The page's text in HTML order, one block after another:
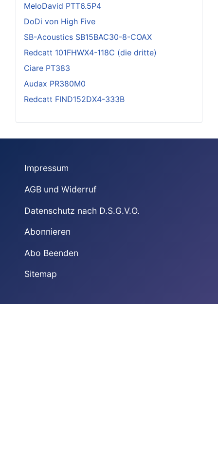
MeloDavid PTT6.5P4
DoDi von High Five
SB-Acoustics SB15BAC30-8-COAX
Redcatt 101FHWX4-118C (die dritte)
Ciare PT383
Audax PR380M0
Redcatt FIND152DX4-333B
Impressum
AGB und Widerruf
Datenschutz nach D.S.G.V.O.
Abonnieren
Abo Beenden
Sitemap